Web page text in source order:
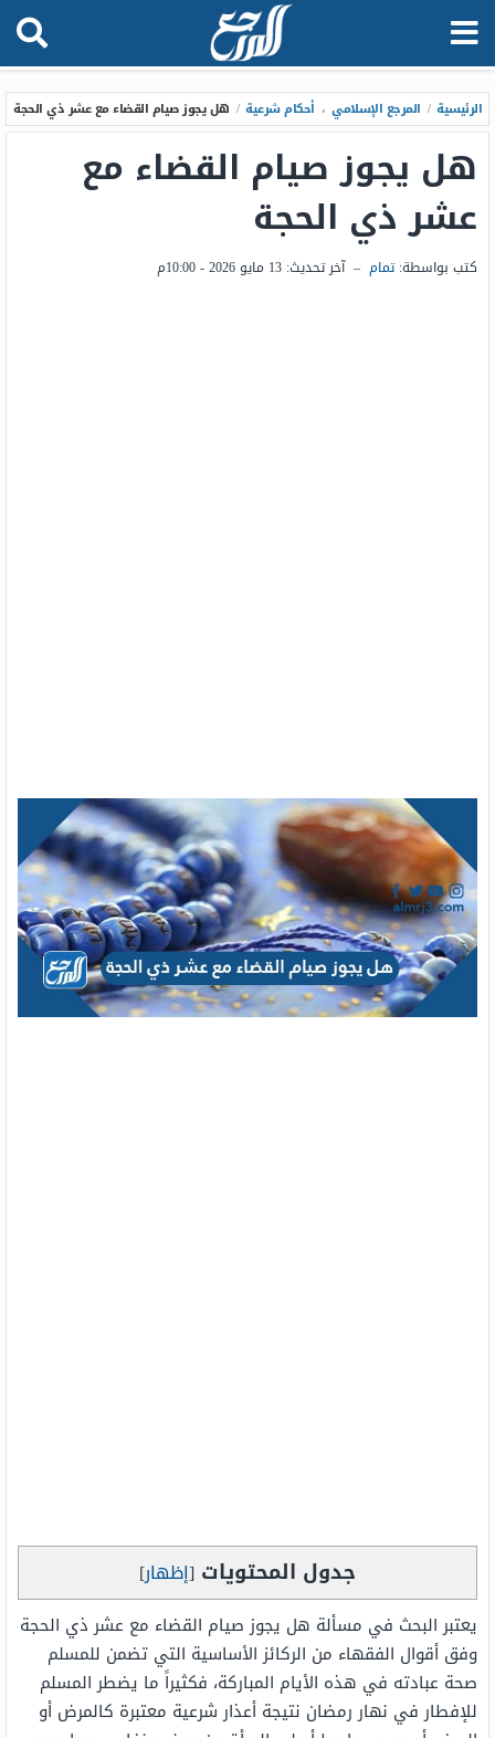
الرئيسية / المرجع الإسلامي ، أحكام شرعية / هل يجوز صيام القضاء مع عشر ذي الحجة
هل يجوز صيام القضاء مع
عشر ذي الحجة
كتب بواسطة:تمام – آخر تحديث: 13 مايو 2026 - 10:00م
جدول المحتويات [إظهار]
يعتبر البحث في مسألة هل يجوز صيام القضاء مع عشر ذي الحجة
وفق أقوال الفقهاء من الركائز الأساسية التي تضمن للمسلم
صحة عبادته في هذه الأيام المباركة، فكثيراً ما يضطر المسلم
للإفطار في نهار رمضان نتيجة أعذار شرعية معتبرة كالمرض أو